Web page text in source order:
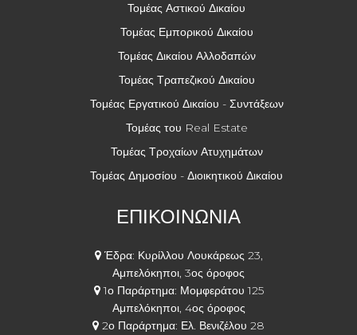
Τομέας Αστικού Δικαίου
Τομέας Εμπορικού Δικαίου
Τομέας Δικαίου Αλλοδαπών
Τομέας Τραπεζικού Δικαίου
Τομέας Εργατικού Δικαίου - Συντάξεων
Τομέας του Real Estate
Τομέας Τροχαίων Ατυχημάτων
Τομέας Δημοσίου - Διοικητικού Δικαίου
ΕΠΙΚΟΙΝΩΝΙΑ
Έδρα: Κυρίλλου Λουκάρεως 23,
Αμπελόκηποι, 3ος όροφος
1ο Παράρτημα: Μομφεράτου 125
Αμπελόκηποι, 4ος όροφος
2ο Παράρτημα: Ελ. Βενιζέλου 28